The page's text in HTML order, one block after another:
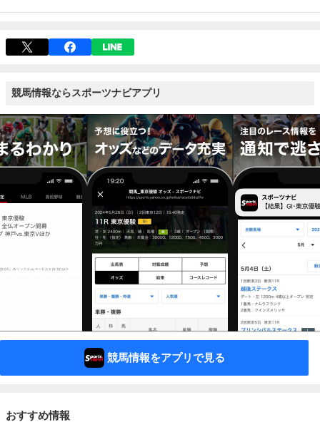
競馬情報ならスポーツナビアプリ
競馬情報をアプリで見る
おすすめ情報